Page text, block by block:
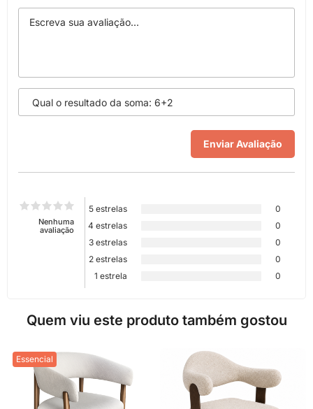
Nenhuma
avaliação
5 estrelas
0
4 estrelas
0
3 estrelas
0
2 estrelas
0
1 estrela
0
Quem viu este produto também gostou
Essencial